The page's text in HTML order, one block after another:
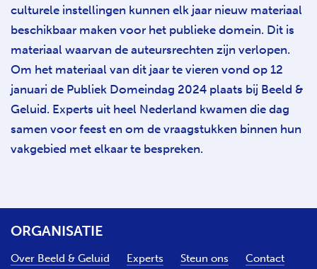
culturele instellingen kunnen elk jaar nieuw materiaal
beschikbaar maken voor het publieke domein. Dit is
materiaal waarvan de auteursrechten zijn verlopen.
Om het materiaal van dit jaar te vieren vond op 12
januari de Publiek Domeindag 2024 plaats bij Beeld &
Geluid. Experts uit heel Nederland kwamen die dag
samen voor feest en om de vraagstukken binnen hun
vakgebied met elkaar te bespreken.
ORGANISATIE
Over Beeld & Geluid Experts Steun ons Contact